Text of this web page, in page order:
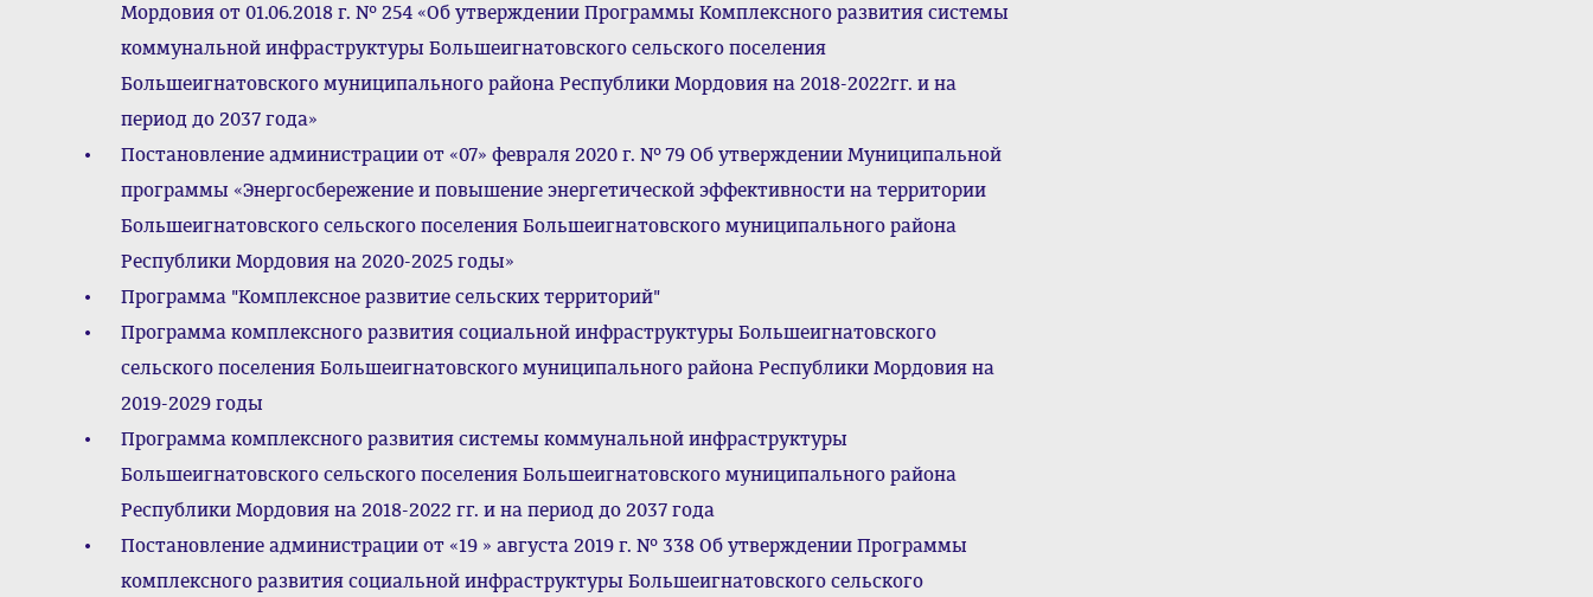
Мордовия от 01.06.2018 г. № 254 «Об утверждении Программы Комплексного развития системы
коммунальной инфраструктуры Большеигнатовского сельского поселения
Большеигнатовского муниципального района Республики Мордовия на 2018-2022гг. и на
период до 2037 года»
Постановление администрации от «07» февраля 2020 г. № 79 Об утверждении Муниципальной
программы «Энергосбережение и повышение энергетической эффективности на территории
Большеигнатовского сельского поселения Большеигнатовского муниципального района
Республики Мордовия на 2020-2025 годы»
Программа "Комплексное развитие сельских территорий"
Программа комплексного развития социальной инфраструктуры Большеигнатовского
сельского поселения Большеигнатовского муниципального района Республики Мордовия на
2019-2029 годы
Программа комплексного развития системы коммунальной инфраструктуры
Большеигнатовского сельского поселения Большеигнатовского муниципального района
Республики Мордовия на 2018-2022 гг. и на период до 2037 года
Постановление администрации от «19 » августа 2019 г. № 338 Об утверждении Программы
комплексного развития социальной инфраструктуры Большеигнатовского сельского